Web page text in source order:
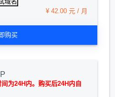
¥ 42.00 元 / 月
购买
为24H内。购买后24H内自